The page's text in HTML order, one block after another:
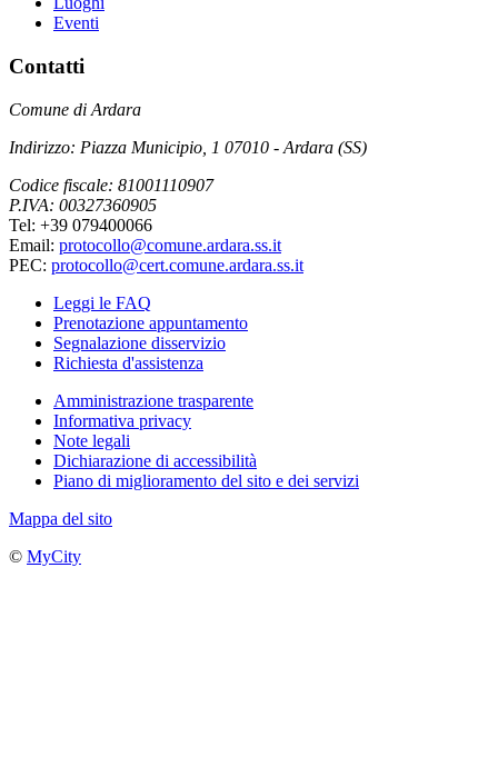
Eventi
Contatti
Comune di Ardara
Indirizzo: Piazza Municipio, 1 07010 - Ardara (SS)
Codice fiscale: 81001110907
P.IVA: 00327360905
Tel: +39 079400066
Email: protocollo@comune.ardara.ss.it
PEC: protocollo@cert.comune.ardara.ss.it
Leggi le FAQ
Prenotazione appuntamento
Segnalazione disservizio
Richiesta d'assistenza
Amministrazione trasparente
Informativa privacy
Note legali
Dichiarazione di accessibilità
Piano di miglioramento del sito e dei servizi
Mappa del sito
© MyCity